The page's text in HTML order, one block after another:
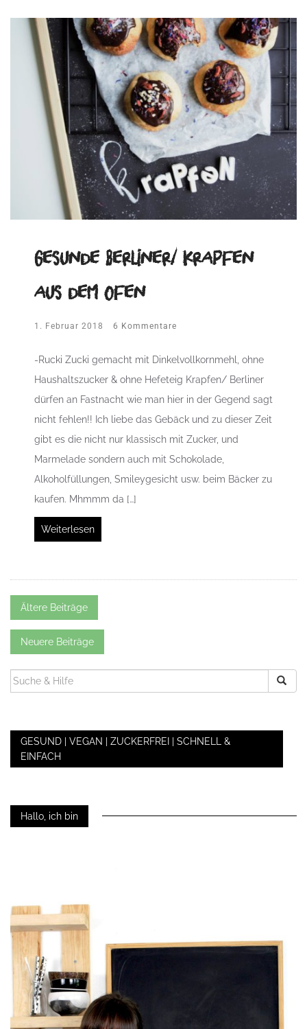
Gesunde Berliner/ Krapfen
aus dem Ofen
1. Februar 2018 6 Kommentare
-Rucki Zucki gemacht mit Dinkelvollkornmehl, ohne
Haushaltszucker & ohne Hefeteig Krapfen/ Berliner
dürfen an Fastnacht wie man hier in der Gegend sagt
nicht fehlen!! Ich liebe das Gebäck und zu dieser Zeit
gibt es die nicht nur klassisch mit Zucker, und
Marmelade sondern auch mit Schokolade,
Alkoholfüllungen, Smileygesicht usw. beim Bäcker zu
kaufen. Mhmmm da […]
Weiterlesen
Beitrags-
Navigation
Ältere Beiträge
Neuere Beiträge
SUCHEN
NACH:
GESUND | VEGAN | ZUCKERFREI | SCHNELL &
EINFACH
Hallo, ich bin